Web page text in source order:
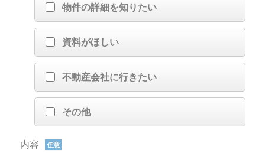
物件の詳細を知りたい
資料がほしい
不動産会社に行きたい
その他
内容 任意